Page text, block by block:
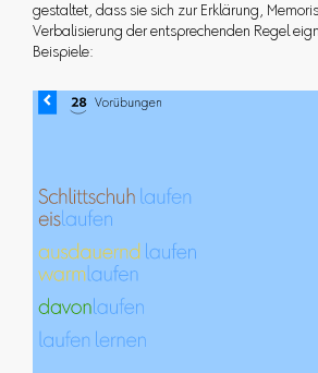
gestaltet, dass sie sich zur Erklärung,
Verbalisierung der entsprechenden Regel
Beispiele: